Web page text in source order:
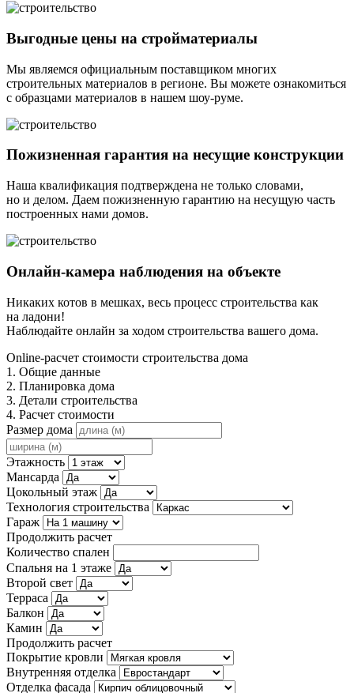
Выгодные цены на стройматериалы
Мы являемся официальным поставщиком многих
строительных материалов в регионе. Вы можете ознакомиться
с образцами материалов в нашем шоу-руме.
Пожизненная гарантия на несущие конструкции
Наша квалификация подтверждена не только словами,
но и делом. Даем пожизненную гарантию на несущую часть
построенных нами домов.
Онлайн-камера наблюдения на объекте
Никаких котов в мешках, весь процесс строительства как
на ладони!
Наблюдайте онлайн за ходом строительства вашего дома.
Online-расчет стоимости строительства дома
1. Общие данные
2. Планировка дома
3. Детали строительства
4. Расчет стоимости
Размер дома
Этажность
Мансарда
Цокольный этаж
Технология строительства
Гараж
Продолжить расчет
Количество спален
Спальня на 1 этаже
Второй свет
Терраса
Балкон
Камин
Продолжить расчет
Покрытие кровли
Внутренняя отделка
Отделка фасада